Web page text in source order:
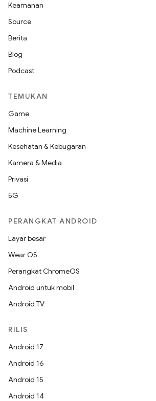
Keamanan
Source
Berita
Blog
Podcast
TEMUKAN
Game
Machine Learning
Kesehatan & Kebugaran
Kamera & Media
Privasi
5G
PERANGKAT ANDROID
Layar besar
Wear OS
Perangkat ChromeOS
Android untuk mobil
Android TV
RILIS
Android 17
Android 16
Android 15
Android 14